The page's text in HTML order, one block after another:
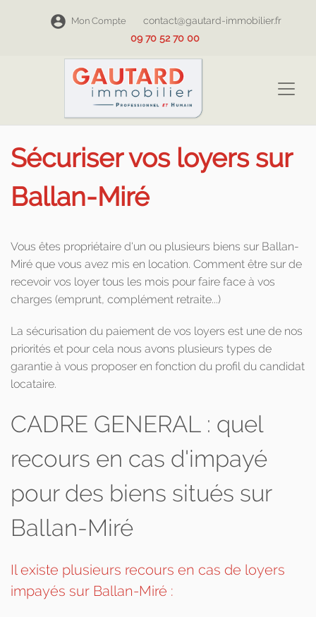
Mon Compte
contact@gautard-immobilier.fr
09 70 52 70 00
Sécuriser vos loyers sur
Ballan-Miré
Vous êtes propriétaire d'un ou plusieurs biens sur Ballan-
Miré que vous avez mis en location. Comment être sur de
recevoir vos loyer tous les mois pour faire face à vos
charges (emprunt, complément retraite...)
La sécurisation du paiement de vos loyers est une de nos
priorités et pour cela nous avons plusieurs types de
garantie à vous proposer en fonction du profil du candidat
locataire.
CADRE GENERAL : quel
recours en cas d'impayé
pour des biens situés sur
Ballan-Miré
Il existe plusieurs recours en cas de loyers
impayés sur Ballan-Miré :